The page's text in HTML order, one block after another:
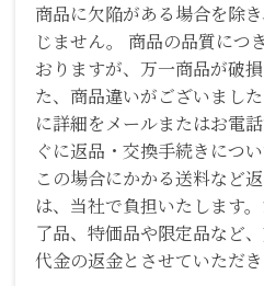
商品に欠陥がある場合を除
じません。 商品の品質につ
おりますが、万一商品が破
た、商品違いがございまし
に詳細をメールまたはお電
ぐに返品・交換手続きにつ
この場合にかかる送料など
は、当社で負担いたします
了品、特価品や限定品など
代金の返金とさせていただき